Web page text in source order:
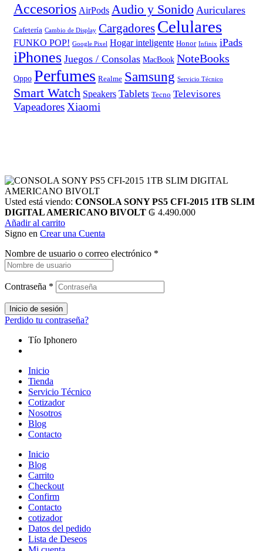
Accesorios AirPods Audio y Sonido Auriculares
Cafetería Cambio de Display Cargadores Celulares
FUNKO POP! Google Pixel Hogar inteligente Honor Infinix iPads
iPhones Juegos / Consolas MacBook NoteBooks
Oppo Perfumes Realme Samsung Servicio Técnico
Smart Watch Speakers Tablets Tecno Televisores
Vapeadores Xiaomi
Usted está viendo: CONSOLA SONY PS5 CFI-2015 1TB SLIM
DIGITAL AMERICANO BIVOLT ₲ 4.490.000
Añadir al carrito
Signo en Crear una Cuenta
Nombre de usuario o correo electrónico *
Contraseña *
Inicio de sesión
Perdido tu contraseña?
Tío Iphonero
Inicio
Tienda
Servicio Técnico
Cotizador
Nosotros
Blog
Contacto
Inicio
Blog
Carrito
Checkout
Confirm
Contacto
cotizador
Datos del pedido
Lista de Deseos